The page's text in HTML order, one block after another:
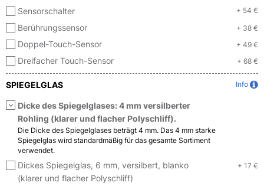
Sensorschalter + 54 €
Berührungssensor + 38 €
Doppel-Touch-Sensor + 49 €
Dreifacher Touch-Sensor + 68 €
SPIEGELGLAS Info
Dicke des Spiegelglases: 4 mm versilberter
Rohling (klarer und flacher Polyschliff).
Die Dicke des Spiegelglases beträgt 4 mm. Das 4 mm starke
Spiegelglas wird standardmäßig für das gesamte Sortiment
verwendet.
Dickes Spiegelglas, 6 mm, versilbert, blanko
(klarer und flacher Polyschliff)
+ 17 €